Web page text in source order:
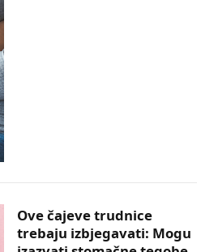
Ove čajeve trudnice
trebaju izbjegavati: Mogu